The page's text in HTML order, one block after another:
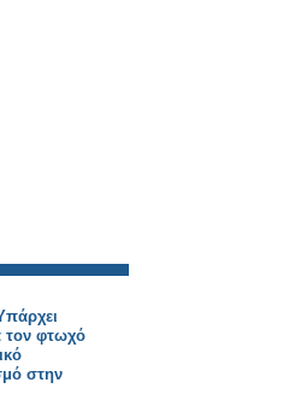
τον φτωχό
στην